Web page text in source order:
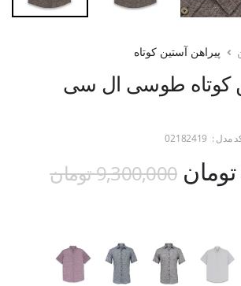
پیراهن آستین کوتاه
کوتاه طوسی ال سی
مدل : 02182419
9,300,000 تومان